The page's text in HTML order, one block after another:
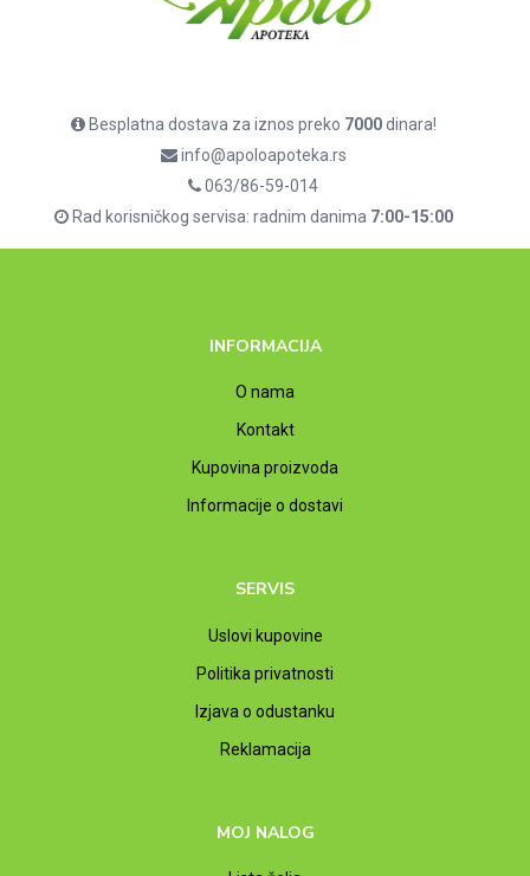
Besplatna dostava za iznos preko 7000dinara!
info@apoloapoteka.rs
063/86-59-014
Rad korisničkog servisa: radnim danima 7:00-15:00
INFORMACIJA
O nama
Kontakt
Kupovina proizvoda
Informacije o dostavi
SERVIS
Uslovi kupovine
Politika privatnosti
Izjava o odustanku
Reklamacija
MOJ NALOG